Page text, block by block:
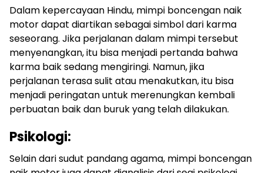
Dalam kepercayaan Hindu, mimpi boncengan naik
motor dapat diartikan sebagai simbol dari karma
seseorang. Jika perjalanan dalam mimpi tersebut
menyenangkan, itu bisa menjadi pertanda bahwa
karma baik sedang mengiringi. Namun, jika
perjalanan terasa sulit atau menakutkan, itu bisa
menjadi peringatan untuk merenungkan kembali
perbuatan baik dan buruk yang telah dilakukan.
Psikologi:
Selain dari sudut pandang agama, mimpi boncengan